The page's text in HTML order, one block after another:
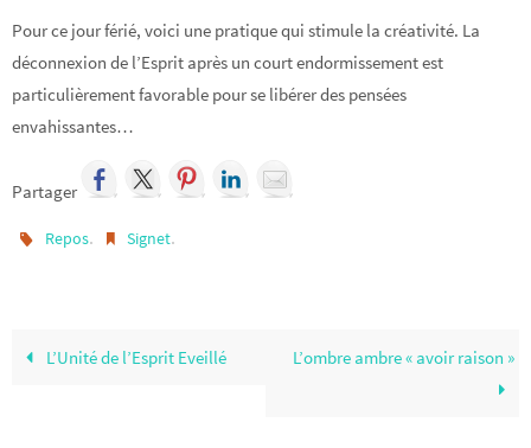
Pour ce jour férié, voici une pratique qui stimule la créativité. La
déconnexion de l’Esprit après un court endormissement est
particulièrement favorable pour se libérer des pensées
envahissantes…
Partager
Repos. Signet.
L’Unité de l’Esprit Eveillé L’ombre ambre « avoir raison »